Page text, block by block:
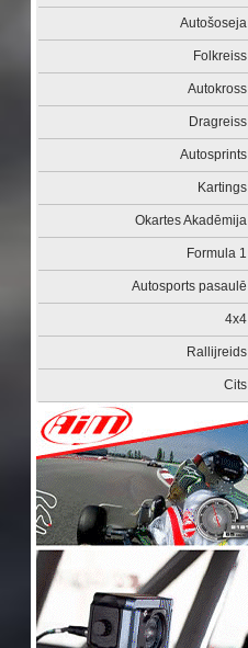
Autošoseja
Folkreiss
Autokross
Dragreiss
Autosprints
Kartings
Okartes Akadēmija
Formula 1
Autosports pasaulē
4x4
Rallijreids
Cits